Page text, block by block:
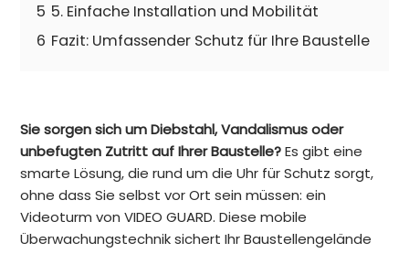
5 5. Einfache Installation und Mobilität
6 Fazit: Umfassender Schutz für Ihre Baustelle
Sie sorgen sich um Diebstahl, Vandalismus oder
unbefugten Zutritt auf Ihrer Baustelle?Es gibt eine
smarte Lösung, die rund um die Uhr für Schutz sorgt,
ohne dass Sie selbst vor Ort sein müssen: ein
Videoturm von VIDEO GUARD. Diese mobile
Überwachungstechnik sichert Ihr Baustellengelände